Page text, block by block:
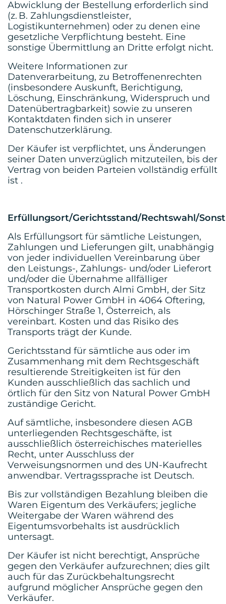
Abwicklung der Bestellung erforderlich sind
(z. B. Zahlungsdienstleister,
Logistikunternehmen) oder zu denen eine
gesetzliche Verpflichtung besteht. Eine
sonstige Übermittlung an Dritte erfolgt nicht.
Weitere Informationen zur
Datenverarbeitung, zu Betroffenenrechten
(insbesondere Auskunft, Berichtigung,
Löschung, Einschränkung, Widerspruch und
Datenübertragbarkeit) sowie zu unseren
Kontaktdaten finden sich in unserer
Datenschutzerklärung.
Der Käufer ist verpflichtet, uns Änderungen
seiner Daten unverzüglich mitzuteilen, bis der
Vertrag von beiden Parteien vollständig erfüllt
ist .
Erfüllungsort/Gerichtsstand/Rechtswahl/
Als Erfüllungsort für sämtliche Leistungen,
Zahlungen und Lieferungen gilt, unabhängig
von jeder individuellen Vereinbarung über
den Leistungs-, Zahlungs- und/oder Lieferort
und/oder die Übernahme allfälliger
Transportkosten durch Almi GmbH, der Sitz
von Natural Power GmbH in 4064 Oftering,
Hörschinger Straße 1, Österreich, als
vereinbart. Kosten und das Risiko des
Transports trägt der Kunde.
Gerichtsstand für sämtliche aus oder im
Zusammenhang mit dem Rechtsgeschäft
resultierende Streitigkeiten ist für den
Kunden ausschließlich das sachlich und
örtlich für den Sitz von Natural Power GmbH
zuständige Gericht.
Auf sämtliche, insbesondere diesen AGB
unterliegenden Rechtsgeschäfte, ist
ausschließlich österreichisches materielles
Recht, unter Ausschluss der
Verweisungsnormen und des UN-Kaufrecht
anwendbar. Vertragssprache ist Deutsch.
Bis zur vollständigen Bezahlung bleiben die
Waren Eigentum des Verkäufers; jegliche
Weitergabe der Waren während des
Eigentumsvorbehalts ist ausdrücklich
untersagt.
Der Käufer ist nicht berechtigt, Ansprüche
gegen den Verkäufer aufzurechnen; dies gilt
auch für das Zurückbehaltungsrecht
aufgrund möglicher Ansprüche gegen den
Verkäufer.